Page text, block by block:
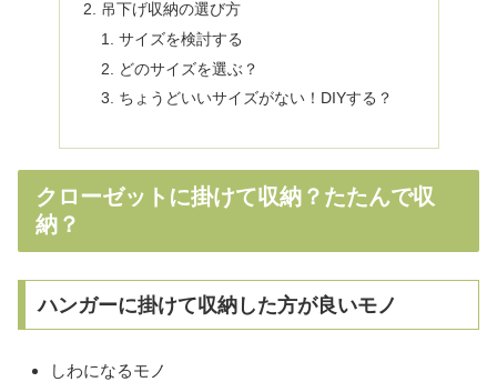
吊下げ収納の選び方
サイズを検討する
どのサイズを選ぶ？
ちょうどいいサイズがない！DIYする？
クローゼットに掛けて収納？たたんで収
納？
ハンガーに掛けて収納した方が良いモノ
しわになるモノ